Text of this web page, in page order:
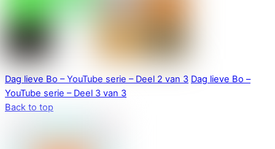
Dag lieve Bo – YouTube serie – Deel 2 van 3 Dag lieve Bo –
YouTube serie – Deel 3 van 3
Back to top